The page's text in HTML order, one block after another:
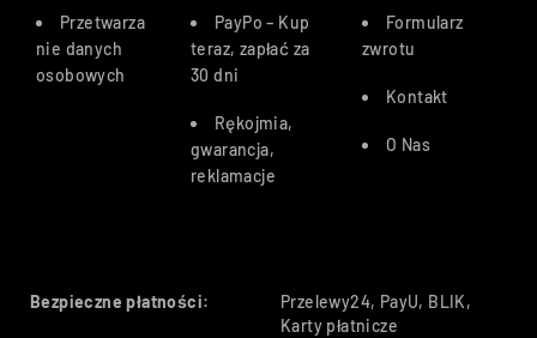
Przetwarza
nie danych
osobowych
PayPo – Kup
teraz, zapłać za
30 dni
Rękojmia,
gwarancja,
reklamacje
Formularz
zwrotu
Kontakt
O Nas
Bezpieczne płatności:
Przelewy24, PayU, BLIK,
Karty płatnicze